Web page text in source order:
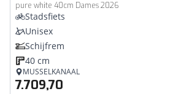
pure white 40cm Dames 2026
Stadsfiets
Unisex
Schijfrem
40 cm
MUSSELKANAAL
7.709,70